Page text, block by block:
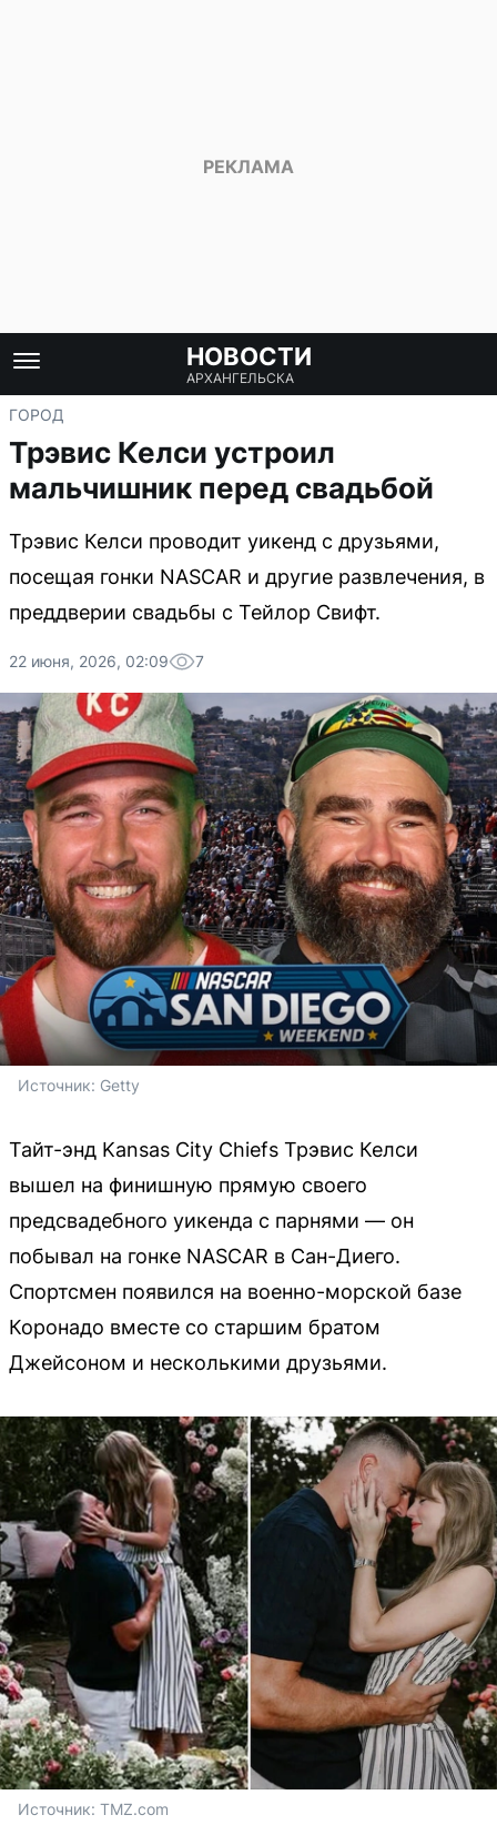
НОВОСТИ
АРХАНГЕЛЬСКА
ГОРОД
Трэвис Келси устроил
мальчишник перед свадьбой
Трэвис Келси проводит уикенд с друзьями,
посещая гонки NASCAR и другие развлечения, в
преддверии свадьбы с Тейлор Свифт.
22 июня, 2026, 02:09 7
Источник: Getty
Тайт-энд Kansas City Chiefs Трэвис Келси
вышел на финишную прямую своего
предсвадебного уикенда с парнями — он
побывал на гонке NASCAR в Сан-Диего.
Спортсмен появился на военно-морской базе
Коронадо вместе со старшим братом
Джейсоном и несколькими друзьями.
Источник: TMZ.com